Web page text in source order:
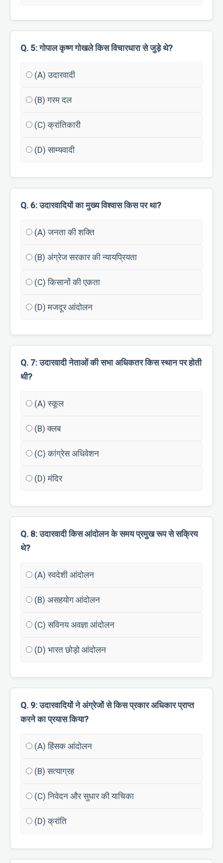
Q. 5: गोपाल कृष्ण गोखले किस विचारधारा से जुड़े थे?
(A) उदारवादी
(B) गरम दल
(C) क्रांतिकारी
(D) साम्यवादी
Q. 6: उदारवादियों का मुख्य विश्वास किस पर था?
(A) जनता की शक्ति
(B) अंग्रेज सरकार की न्यायप्रियता
(C) किसानों की एकता
(D) मजदूर आंदोलन
Q. 7: उदारवादी नेताओं की सभा अधिकतर किस स्थान पर होती
थी?
(A) स्कूल
(B) क्लब
(C) कांग्रेस अधिवेशन
(D) मंदिर
Q. 8: उदारवादी किस आंदोलन के समय प्रमुख रूप से सक्रिय
थे?
(A) स्वदेशी आंदोलन
(B) असहयोग आंदोलन
(C) सविनय अवज्ञा आंदोलन
(D) भारत छोड़ो आंदोलन
Q. 9: उदारवादियों ने अंग्रेजों से किस प्रकार अधिकार प्राप्त
करने का प्रयास किया?
(A) हिंसक आंदोलन
(B) सत्याग्रह
(C) निवेदन और सुधार की याचिका
(D) क्रांति